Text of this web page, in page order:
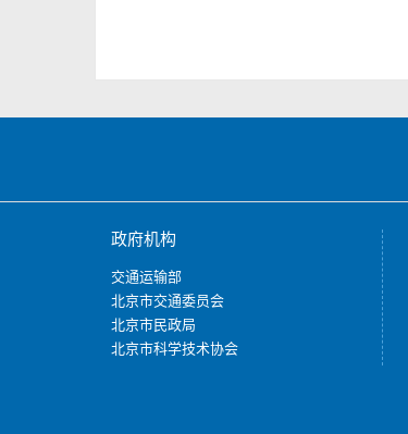
政府机构
交通运输部
北京市交通委员会
北京市民政局
北京市科学技术协会